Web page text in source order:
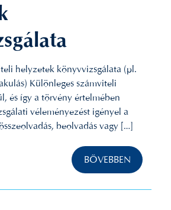
helyzetek könyvvizsgálata (pl.
Különleges számviteli
és így a törvény értelmében
véleményezést igényel a
beolvadás vagy […]
BŐVEBBEN